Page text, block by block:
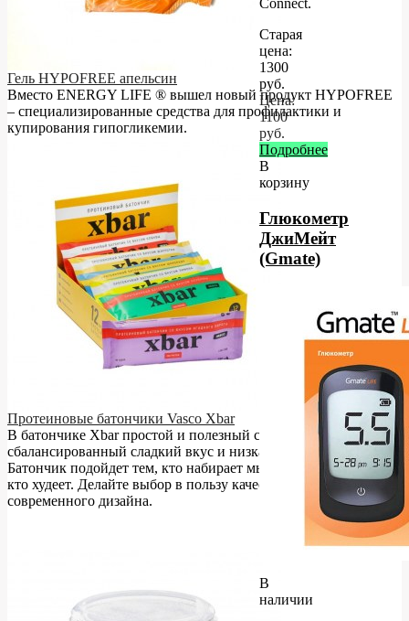
Гель HYPOFREE апельсин
Вместо ENERGY LIFE ® вышел новый продукт HYPOFREE
– cпециализированные средства для профилактики и
купирования гипогликемии.
Протеиновые батончики Vasco Xbar
В батончике Xbar простой и полезный состав,
сбалансированный сладкий вкус и низкая калорийность.
Батончик подойдет тем, кто набирает мышечную массу и тем,
кто худеет. Делайте выбор в пользу качественного состава и
современного дизайна.
Connect.
Старая
цена:
1300
руб.
Цена:
1100
руб.
Подробнее
В
корзину
Глюкометр
ДжиМейт
(Gmate)
В
наличии